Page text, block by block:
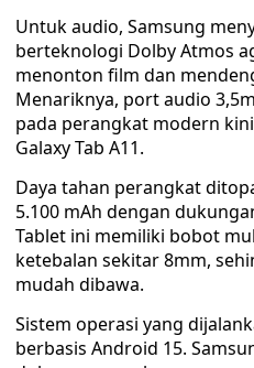
Untuk audio, Samsung
berteknologi Dolby Atmos
menonton film dan
Menariknya, port audio
pada perangkat modern
Galaxy Tab A11.
Daya tahan perangkat
5.100 mAh dengan
Tablet ini memiliki bobot
ketebalan sekitar 8mm,
mudah dibawa.
Sistem operasi yang
berbasis Android 15.